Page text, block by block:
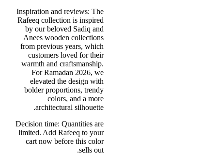
Inspiration and reviews: The
Rafeeq collection is inspired
by our beloved Sadiq and
Anees wooden collections
from previous years, which
customers loved for their
warmth and craftsmanship.
For Ramadan 2026, we
elevated the design with
bolder proportions, trendy
colors, and a more
architectural silhouette.
Decision time: Quantities are
limited. Add Rafeeq to your
cart now before this color
sells out.